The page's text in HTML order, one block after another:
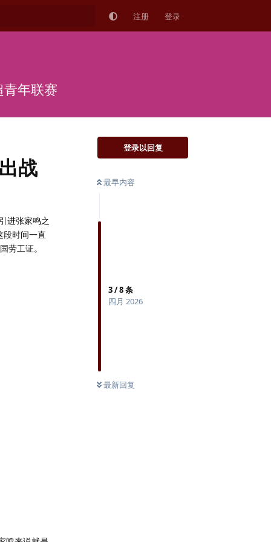
注册 登录
年联赛
登录以回复
最早内容
3/8条
四月 2026
最新回复
战
进张家鸣之
段时间一直
劳工证。